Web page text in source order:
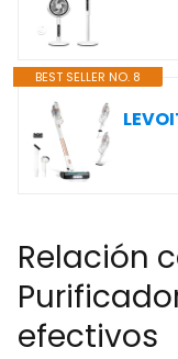
BEST SELLER NO. 8
Relación
efectivos